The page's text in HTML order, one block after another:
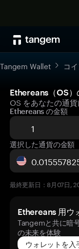
Tangem Wallet コ
Ethereans（OS
OS をあなたの通
Ethereans の金額
選択した通貨の金額
最終更新日：8月07日,
Ethereans 用ウ
Tangemと共に暗
の未来を体験
ウォレットを入